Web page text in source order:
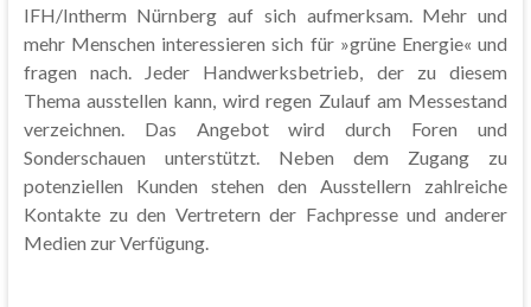
IFH/Intherm Nürnberg auf sich aufmerksam. Mehr und
mehr Menschen interessieren sich für »grüne Energie« und
fragen nach. Jeder Handwerksbetrieb, der zu diesem
Thema ausstellen kann, wird regen Zulauf am Messestand
verzeichnen. Das Angebot wird durch Foren und
Sonderschauen unterstützt. Neben dem Zugang zu
potenziellen Kunden stehen den Ausstellern zahlreiche
Kontakte zu den Vertretern der Fachpresse und anderer
Medien zur Verfügung.